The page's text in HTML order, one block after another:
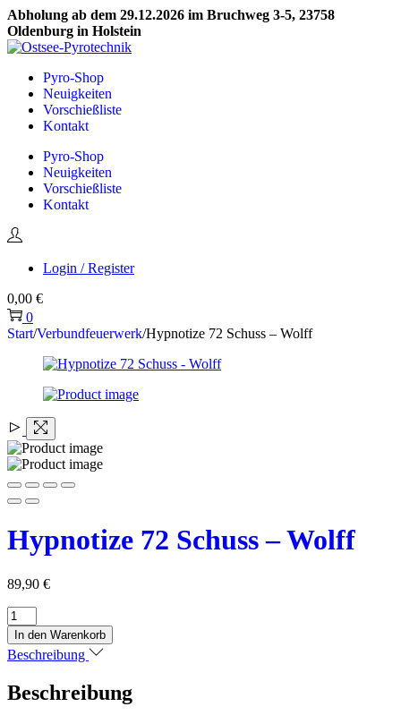
Abholung ab dem 29.12.2026 im Bruchweg 3-5, 23758
Oldenburg in Holstein
Skip
navigation
Skip
contentPyro-Shop
Neuigkeiten
Vorschießliste
Kontakt
Pyro-Shop
Neuigkeiten
Vorschießliste
Kontakt
Login / Register
0,00 €
0
Start/Verbundfeuerwerk/Hypnotize 72 Schuss – Wolff
Hypnotize 72 Schuss – Wolff
89,90 €
Hypnotize
72
Schuss
-
Menge
In den Warenkorb
Beschreibung
Beschreibung